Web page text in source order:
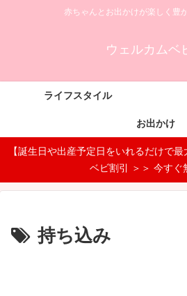
赤ちゃんとお出かけが楽しく豊
ウェルカムベ
ライフスタイル
お出かけ
【誕生日や出産予定日をいれるだけで
ベビ割引 ＞＞ 今すぐ
持ち込み